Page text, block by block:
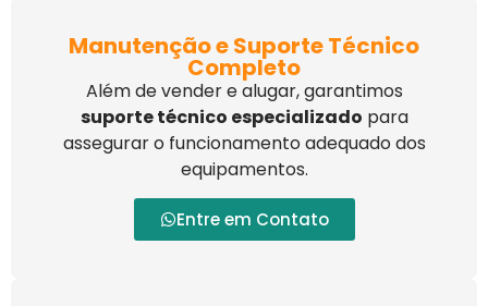
Manutenção e Suporte Técnico
Completo
Além de vender e alugar, garantimos
suporte técnico especializado para
assegurar o funcionamento adequado dos
equipamentos.
Entre em Contato